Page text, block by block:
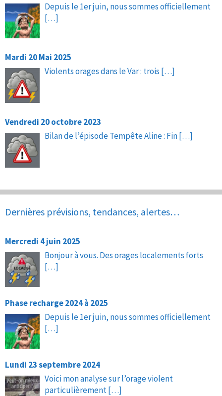
Depuis le 1er juin, nous sommes officiellement
[…]
Mardi 20 Mai 2025
Violents orages dans le Var : trois […]
Vendredi 20 octobre 2023
Bilan de l’épisode Tempête Aline : Fin[…]
Dernières prévisions, tendances, alertes…
Mercredi 4 juin 2025
Bonjour à vous. Des orages localements forts
[…]
Phase recharge 2024 à 2025
Depuis le 1er juin, nous sommes officiellement
[…]
Lundi 23 septembre 2024
Voici mon analyse sur l’orage violent
particulièrement[…]